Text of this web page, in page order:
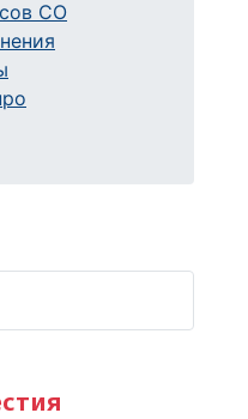
CO